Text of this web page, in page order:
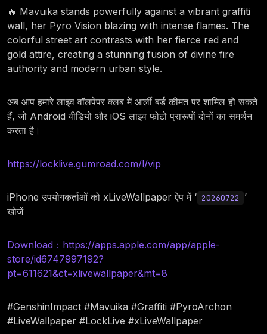
🔥 Mavuika stands powerfully against a vibrant graffiti
wall, her Pyro Vision blazing with intense flames. The
colorful street art contrasts with her fierce red and
gold attire, creating a stunning fusion of divine fire
authority and modern urban style.
अब आप हमारे लाइव वॉलपेपर क्लब में आर्ली बर्ड कीमत पर शामिल हो सकते
हैं, जो Android वीडियो और iOS लाइव फोटो प्रारूपों दोनों का समर्थन
करता है।
https://locklive.gumroad.com/l/vip
iPhone उपयोगकर्ताओं को xLiveWallpaper ऐप में ‘ 20260722
’
खोजें
Download：https://apps.apple.com/app/apple-
store/id6747997192?
pt=611621&ct=xlivewallpaper&mt=8
#GenshinImpact #Mavuika #Graffiti #PyroArchon
#LiveWallpaper #LockLive #xLiveWallpaper